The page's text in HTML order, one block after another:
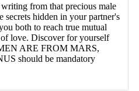
from that precious male
secrets hidden in your partner's
both to reach true mutual
love. Discover for yourself
ARE FROM MARS,
should be mandatory